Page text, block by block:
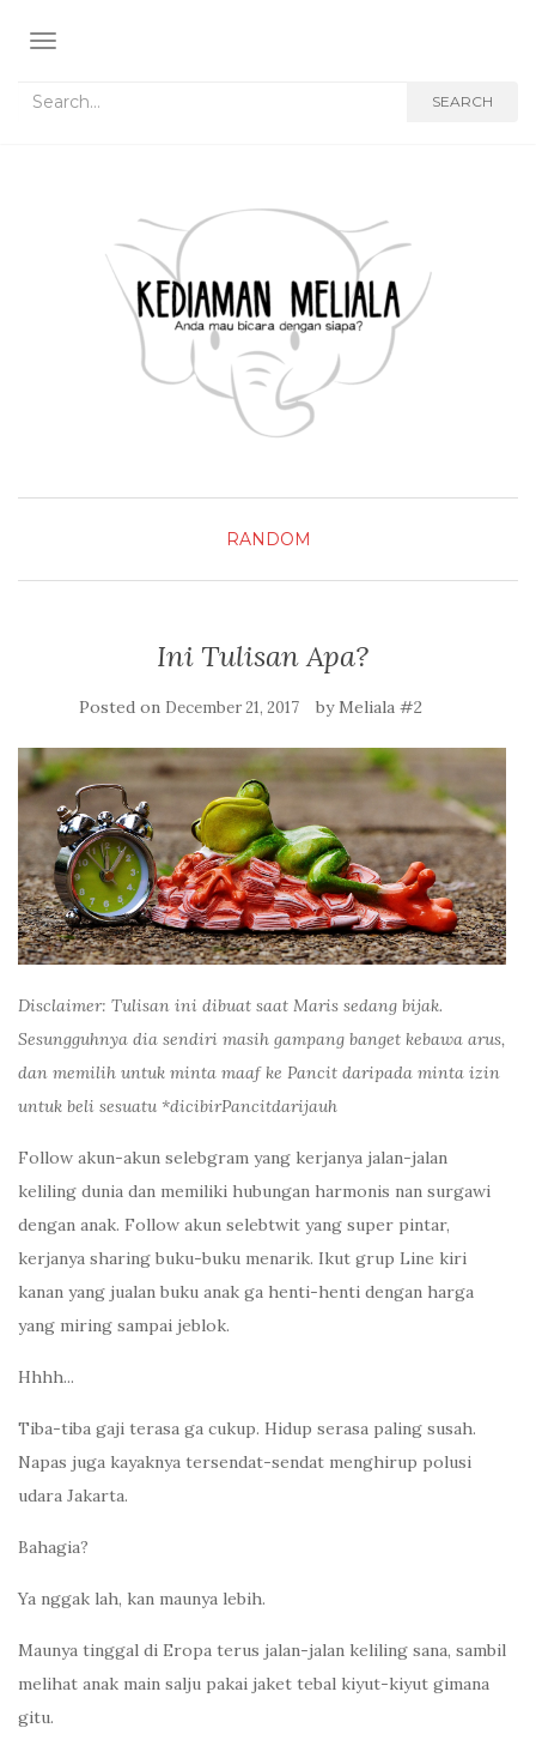
TOGGLE NAVIGATION
Search for: SEARCH
RANDOM
Ini Tulisan Apa?
Posted on December 21, 2017 byMeliala #2
Disclaimer: Tulisan ini dibuat saat Maris sedang bijak.
Sesungguhnya dia sendiri masih gampang banget kebawa arus,
dan memilih untuk minta maaf ke Pancit daripada minta izin
untuk beli sesuatu *dicibirPancitdarijauh
Follow akun-akun selebgram yang kerjanya jalan-jalan
keliling dunia dan memiliki hubungan harmonis nan surgawi
dengan anak. Follow akun selebtwit yang super pintar,
kerjanya sharing buku-buku menarik. Ikut grup Line kiri
kanan yang jualan buku anak ga henti-henti dengan harga
yang miring sampai jeblok.
Hhhh...
Tiba-tiba gaji terasa ga cukup. Hidup serasa paling susah.
Napas juga kayaknya tersendat-sendat menghirup polusi
udara Jakarta.
Bahagia?
Ya nggak lah, kan maunya lebih.
Maunya tinggal di Eropa terus jalan-jalan keliling sana, sambil
melihat anak main salju pakai jaket tebal kiyut-kiyut gimana
gitu.